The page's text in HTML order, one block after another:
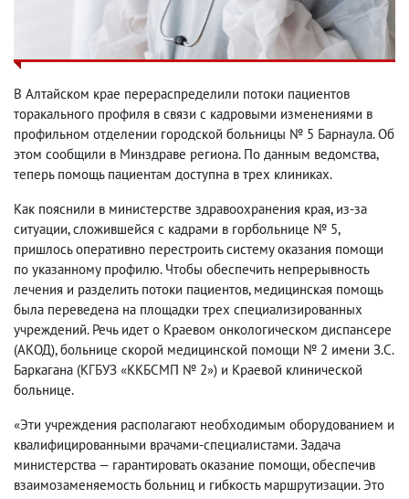
В Алтайском крае перераспределили потоки пациентов
торакального профиля в связи с кадровыми изменениями в
профильном отделении городской больницы № 5 Барнаула. Об
этом сообщили в Минздраве региона. По данным ведомства,
теперь помощь пациентам доступна в трех клиниках.
Как пояснили в министерстве здравоохранения края, из-за
ситуации, сложившейся с кадрами в горбольнице № 5,
пришлось оперативно перестроить систему оказания помощи
по указанному профилю. Чтобы обеспечить непрерывность
лечения и разделить потоки пациентов, медицинская помощь
была переведена на площадки трех специализированных
учреждений. Речь идет о Краевом онкологическом диспансере
(АКОД), больнице скорой медицинской помощи № 2 имени З.С.
Баркагана (КГБУЗ «ККБСМП № 2») и Краевой клинической
больнице.
«Эти учреждения располагают необходимым оборудованием и
квалифицированными врачами-специалистами. Задача
министерства — гарантировать оказание помощи, обеспечив
взаимозаменяемость больниц и гибкость маршрутизации. Это